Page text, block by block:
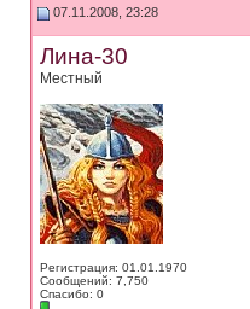
07.11.2008, 23:28
Лина-30
Местный
Регистрация: 01.01.1970
Сообщений: 7,750
Спасибо: 0